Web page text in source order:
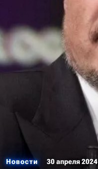
Новости 30 апреля 2024